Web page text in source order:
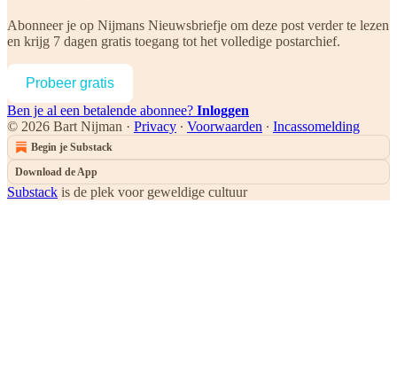
Abonneer je op Nijmans Nieuwsbriefje om deze post verder te lezen
en krijg 7 dagen gratis toegang tot het volledige postarchief.
Probeer gratis
Ben je al een betalende abonnee? Inloggen
© 2026 Bart Nijman · Privacy ∙ Voorwaarden ∙ Incassomelding
Begin je Substack
Download de App
Substack is de plek voor geweldige cultuur